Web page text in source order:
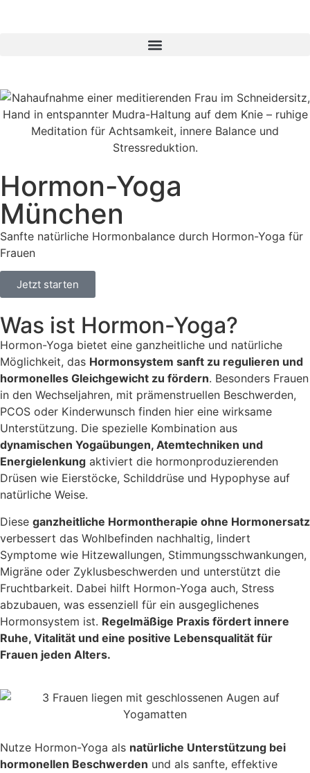
Hormon-Yoga
München
Sanfte natürliche Hormonbalance durch Hormon-Yoga für
Frauen
Jetzt starten
Was ist Hormon-Yoga?
Hormon-Yoga bietet eine ganzheitliche und natürliche
Möglichkeit, das Hormonsystem sanft zu regulieren und
hormonelles Gleichgewicht zu fördern. Besonders Frauen
in den Wechseljahren, mit prämenstruellen Beschwerden,
PCOS oder Kinderwunsch finden hier eine wirksame
Unterstützung. Die spezielle Kombination aus
dynamischen Yogaübungen, Atemtechniken und
Energielenkung aktiviert die hormonproduzierenden
Drüsen wie Eierstöcke, Schilddrüse und Hypophyse auf
natürliche Weise.
Diese ganzheitliche Hormontherapie ohne Hormonersatz
verbessert das Wohlbefinden nachhaltig, lindert
Symptome wie Hitzewallungen, Stimmungsschwankungen,
Migräne oder Zyklusbeschwerden und unterstützt die
Fruchtbarkeit. Dabei hilft Hormon-Yoga auch, Stress
abzubauen, was essenziell für ein ausgeglichenes
Hormonsystem ist. Regelmäßige Praxis fördert innere
Ruhe, Vitalität und eine positive Lebensqualität für
Frauen jeden Alters.
Nutze Hormon-Yoga als natürliche Unterstützung bei
hormonellen Beschwerden und als sanfte, effektive